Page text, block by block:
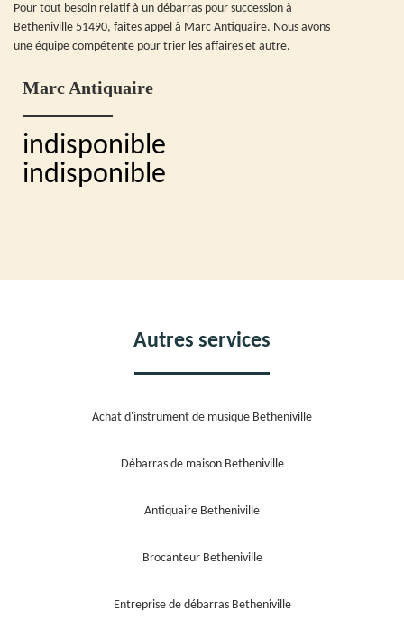
Pour tout besoin relatif à un débarras pour succession à
Betheniville 51490, faites appel à Marc Antiquaire. Nous avons
une équipe compétente pour trier les affaires et autre.
Marc Antiquaire
indisponible
indisponible
Autres services
Achat d'instrument de musique Betheniville
Débarras de maison Betheniville
Antiquaire Betheniville
Brocanteur Betheniville
Entreprise de débarras Betheniville